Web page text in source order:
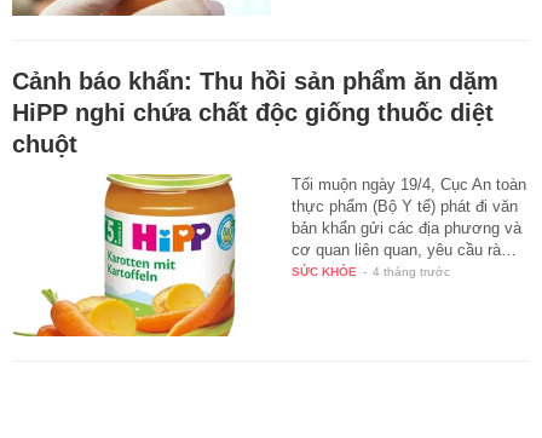
Cảnh báo khẩn: Thu hồi sản phẩm ăn dặm
HiPP nghi chứa chất độc giống thuốc diệt
chuột
Tối muộn ngày 19/4, Cục An toàn
thực phẩm (Bộ Y tế) phát đi văn
bản khẩn gửi các địa phương và
cơ quan liên quan, yêu cầu rà…
SỨC KHỎE - 4 tháng trước